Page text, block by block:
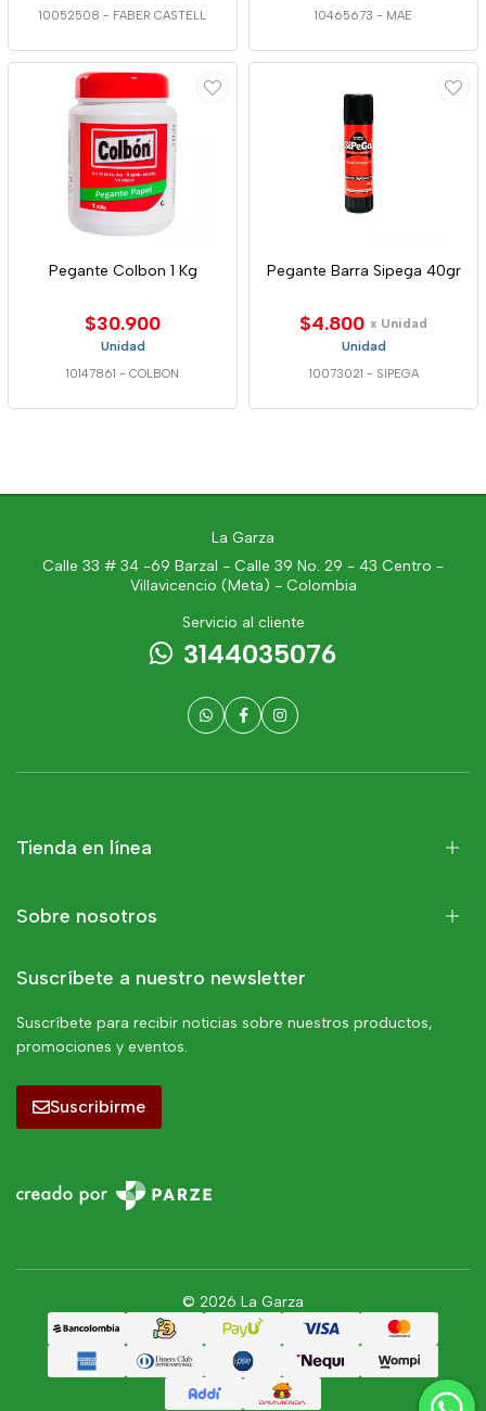
10052508 - FABER CASTELL 10465673 - MAE
Pegante Colbon 1 Kg
$30.900
Unidad
10147861 - COLBON
Pegante Barra Sipega 40gr
$4.800 x Unidad
Unidad
10073021 - SIPEGA
La Garza
Calle 33 # 34 -69 Barzal - Calle 39 No. 29 - 43 Centro -
Villavicencio (Meta) - Colombia
Servicio al cliente
3144035076
Tienda en línea
Sobre nosotros
Suscríbete a nuestro newsletter
Suscríbete para recibir noticias sobre nuestros productos,
promociones y eventos.
Suscribirme
© 2026 La Garza